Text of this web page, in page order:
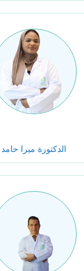
الدكتورة ميرا حامد